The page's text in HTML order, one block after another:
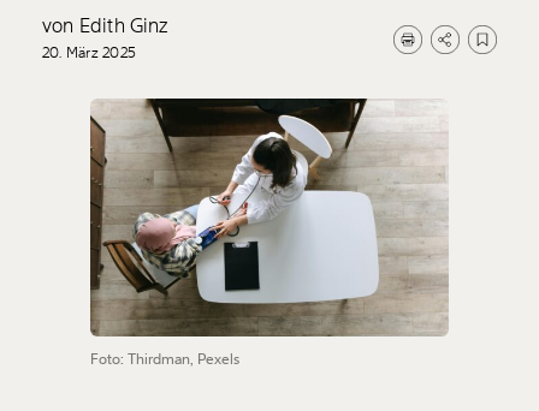
von Edith Ginz
20. März 2025
Foto: Thirdman, Pexels